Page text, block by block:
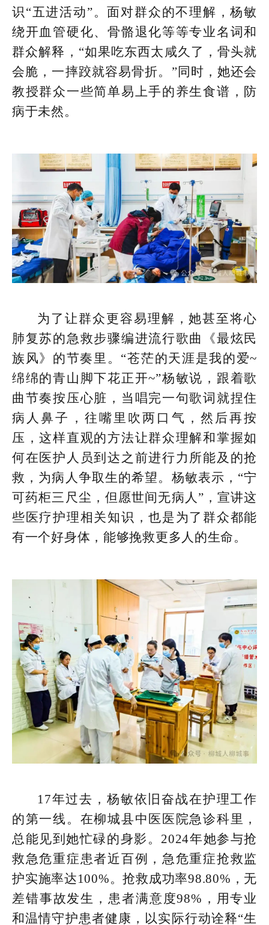
识“五进活动”。面对群众的不理解，杨敏
绕开血管硬化、骨骼退化等等专业名词和
群众解释，“如果吃东西太咸久了，骨头就
会脆，一摔跤就容易骨折。”同时，她还会
教授群众一些简单易上手的养生食谱，防
病于未然。
为了让群众更容易理解，她甚至将心
肺复苏的急救步骤编进流行歌曲《最炫民
族风》的节奏里。“苍茫的天涯是我的爱~
绵绵的青山脚下花正开~”杨敏说，跟着歌
曲节奏按压心脏，当唱完一句歌词就捏住
病人鼻子，往嘴里吹两口气，然后再按
压，这样直观的方法让群众理解和掌握如
何在医护人员到达之前进行力所能及的抢
救，为病人争取生的希望。杨敏表示，“宁
可药柜三尺尘，但愿世间无病人”，宣讲这
些医疗护理相关知识，也是为了群众都能
有一个好身体，能够挽救更多人的生命。
17年过去，杨敏依旧奋战在护理工作
的第一线。在柳城县中医医院急诊科里，
总能见到她忙碌的身影。2024年她参与抢
救急危重症患者近百例，急危重症抢救监
护实施率达100%。抢救成功率98.80%，无
差错事故发生，患者满意度98%，用专业
和温情守护患者健康，以实际行动诠释“生